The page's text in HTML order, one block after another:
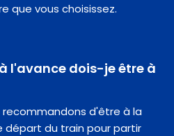
que vous choisissez.
l'avance dois-je être à
d'être à la
départ du train pour partir